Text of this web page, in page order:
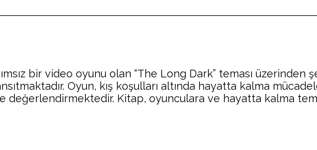
bir video oyunu olan “The Long Dark” teması üzerinden
Oyun, kış koşulları altında hayatta kalma
değerlendirmektedir. Kitap, oyunculara ve hayatta kalma